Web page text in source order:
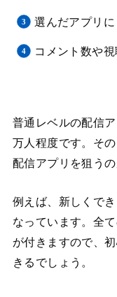
選んだアプリ
コメント数や
普通レベルの配信
万人程度です。そ
配信アプリを狙うの
例えば、新しくで
なっています。全
が付きますので、
きるでしょう。